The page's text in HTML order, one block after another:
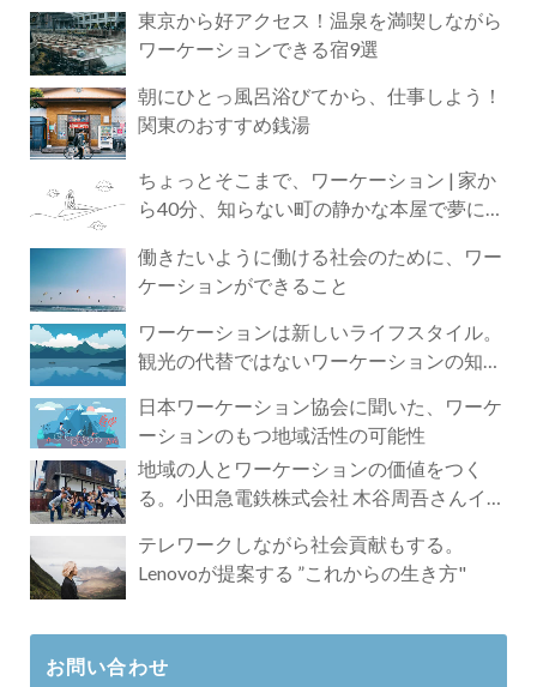
東京から好アクセス！温泉を満喫しながら
ワーケーションできる宿9選
朝にひとっ風呂浴びてから、仕事しよう！
関東のおすすめ銭湯
ちょっとそこまで、ワーケーション | 家か
ら40分、知らない町の静かな本屋で夢に近
働きたいように働ける社会のために、ワー
ケーションができること
ワーケーションは新しいライフスタイル。
観光の代替ではないワーケーションの知ら
日本ワーケーション協会に聞いた、ワーケ
ーションのもつ地域活性の可能性
地域の人とワーケーションの価値をつく
る。小田急電鉄株式会社 木谷周吾さんイン
テレワークしながら社会貢献もする。
Lenovoが提案する ”これからの生き方"
お問い合わせ